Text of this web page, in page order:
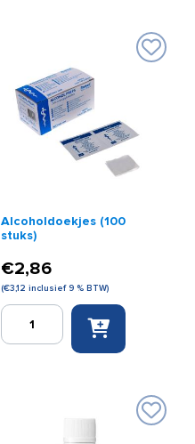
Alcoholdoekjes (100
stuks)
€2,86
(€3,12 inclusief 9 % BTW)
Alcoholdoekjes